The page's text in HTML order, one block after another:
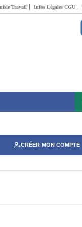
Travail Infos Légales CGU
CRÉER MON COMPTE